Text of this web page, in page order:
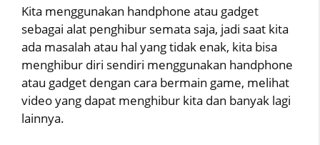
Kita menggunakan handphone atau gadget
sebagai alat penghibur semata saja, jadi saat kita
ada masalah atau hal yang tidak enak, kita bisa
menghibur diri sendiri menggunakan handphone
atau gadget dengan cara bermain game, melihat
video yang dapat menghibur kita dan banyak lagi
lainnya.